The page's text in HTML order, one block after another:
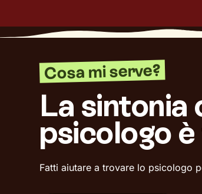
Cosa mi serve?
La sintonia
psicologo
Fatti aiutare a trovare lo psicologo